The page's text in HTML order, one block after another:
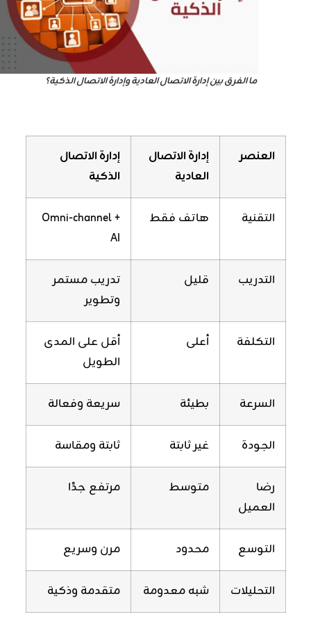
ما الفرق بين إدارة الاتصال العادية وإدارة الاتصال الذكية؟
العنصر
إدارة الاتصال
العادية
إدارة الاتصال
الذكية
التقنية هاتف فقط
Omni-channel +
AI
التدريب قليل
تدريب مستمر
وتطوير
التكلفة أعلى
أقل على المدى
الطويل
السرعة بطيئة سريعة وفعالة
الجودة غير ثابتة ثابتة ومقاسة
رضا
العميل
متوسط مرتفع جدًا
التوسع محدود مرن وسريع
التحليلات شبه معدومة متقدمة وذكية